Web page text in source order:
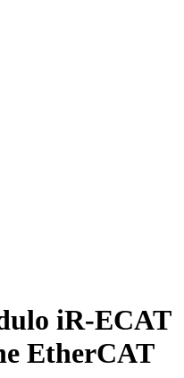
iR-ECAT
EtherCAT